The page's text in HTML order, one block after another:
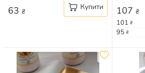
63 ₴ Купити 107 ₴
101 ₴
95 ₴